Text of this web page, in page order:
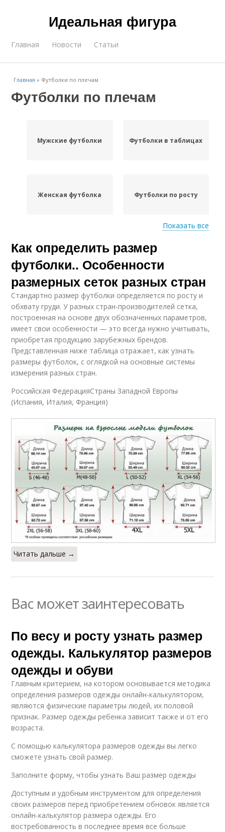
Идеальная фигура
Главная Новости Статьи
Главная » Футболки по плечам
Футболки по плечам
Мужские футболки Футболки в таблицах
Женская футболка Футболки по росту
Футболки для мужчин
Футболки в
международном сша
Футболки для
ребенка
Показать все
Как определить размер
футболки.. Особенности
размерных сеток разных стран
Стандартно размер футболки определяется по росту и
обхвату груди. У разных стран-производителей сетка,
построенная на основе двух обозначенных параметров,
имеет свои особенности — это всегда нужно учитывать,
приобретая продукцию зарубежных брендов.
Представленная ниже таблица отражает, как узнать
размеры футболок, с оглядкой на основные системы
измерения разных стран.
Российская ФедерацияСтраны Западной Европы
(Испания, Италия, Франция)
Читать дальше →
Вас может заинтересовать
По весу и росту узнать размер
одежды. Калькулятор размеров
одежды и обуви
Главным критерием, на котором основывается методика
определения размеров одежды онлайн-калькулятором,
являются физические параметры людей, их половой
признак. Размер одежды ребенка зависит также и от его
возраста.
С помощью калькулятора размеров одежды вы легко
сможете узнать свой размер.
Заполните форму, чтобы узнать Ваш размер одежды
Доступным и удобным инструментом для определения
своих размеров перед приобретением обновок является
онлайн-калькулятор размера одежды. Его
востребованность в последнее время все больше